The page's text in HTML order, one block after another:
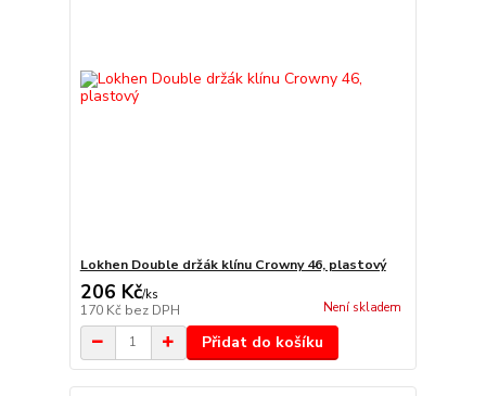
Lokhen Double držák klínu Crowny 46, plastový
206 Kč/ks
170 Kč bez DPH Není skladem
Přidat do košíku